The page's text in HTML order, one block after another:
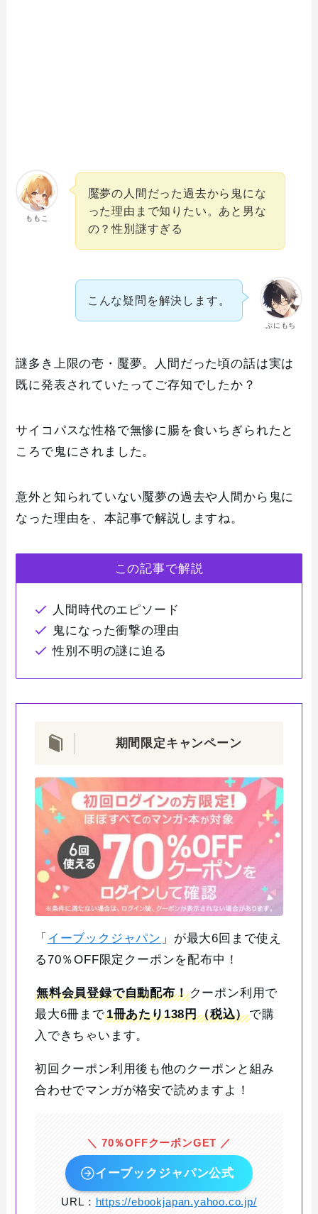
ももこ
魘夢の人間だった過去から鬼にな
った理由まで知りたい。あと男な
の？性別謎すぎる
ぷにもち
こんな疑問を解決します。
謎多き上限の壱・魘夢。人間だった頃の話は実は
既に発表されていたってご存知でしたか？
サイコパスな性格で無惨に腸を食いちぎられたと
ころで鬼にされました。
意外と知られていない魘夢の過去や人間から鬼に
なった理由を、本記事で解説しますね。
この記事で解説
人間時代のエピソード
鬼になった衝撃の理由
性別不明の謎に迫る
期間限定キャンペーン
「 イーブックジャパン 」が最大6回まで使え
る70％OFF限定クーポンを配布中！
無料会員登録で自動配布！クーポン利用で
最大6冊まで1冊あたり138円（税込）で購
入できちゃいます。
初回クーポン利用後も他のクーポンと組み
合わせでマンガが格安で読めますよ！
＼ 70％OFFクーポンGET ／
イーブックジャパン公式
URL： https://ebookjapan.yahoo.co.jp/